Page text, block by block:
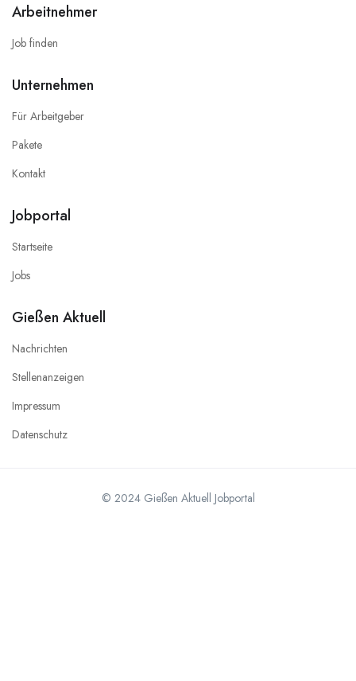
Arbeitnehmer
Job finden
Unternehmen
Für Arbeitgeber
Pakete
Kontakt
Jobportal
Startseite
Jobs
Gießen Aktuell
Nachrichten
Stellenanzeigen
Impressum
Datenschutz
© 2024 Gießen Aktuell Jobportal